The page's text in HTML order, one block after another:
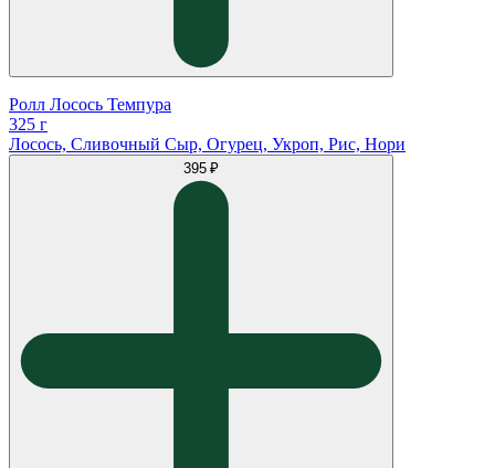
Ролл Лосось Темпура
325 г
Лосось, Сливочный Сыр, Огурец, Укроп, Рис, Нори
395 ₽